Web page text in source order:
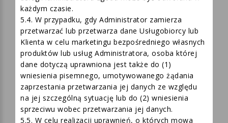
marketingu bezpośredniego własnych produktów lub
usług Administratora zgoda może być odwołana w
każdym czasie.
5.4. W przypadku, gdy Administrator zamierza
przetwarzać lub przetwarza dane Usługobiorcy lub
Klienta w celu marketingu bezpośredniego własnych
produktów lub usług Administratora, osoba której
dane dotyczą uprawniona jest także do (1)
wniesienia pisemnego, umotywowanego żądania
zaprzestania przetwarzania jej danych ze względu
na jej szczególną sytuację lub do (2) wniesienia